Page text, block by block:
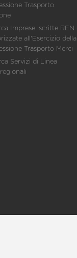
Trasporto
Imprese iscritte REN
all'Esercizio della
Trasporto Merci
Servizi di Linea